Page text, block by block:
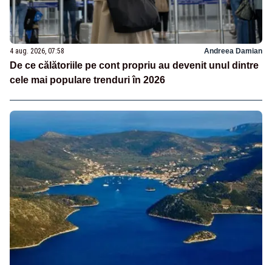
4 aug. 2026, 07:58 Andreea Damian
De ce călătoriile pe cont propriu au devenit unul dintre
cele mai populare trenduri în 2026